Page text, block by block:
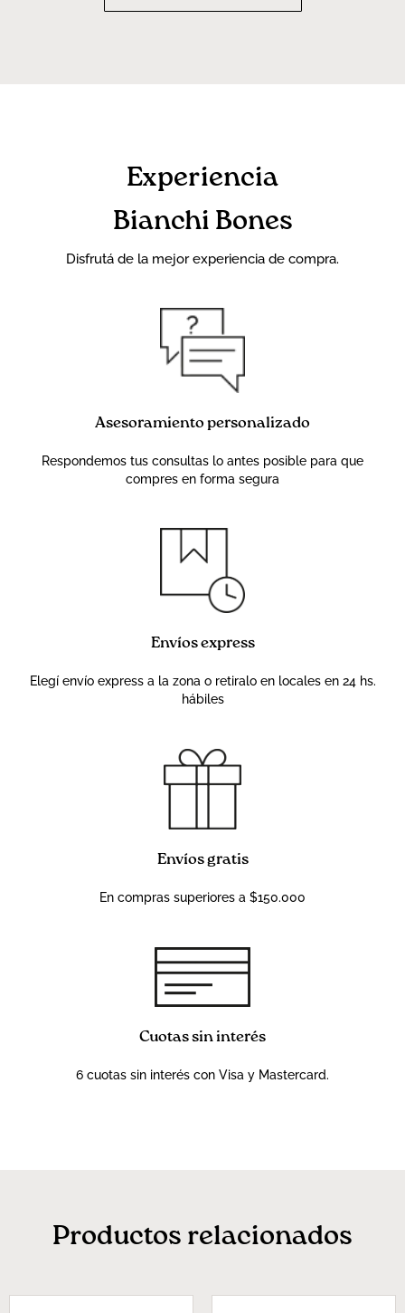
Experiencia
Bianchi Bones
Disfrutá de la mejor experiencia de compra.
Asesoramiento personalizado
Respondemos tus consultas lo antes posible para que
compres en forma segura
Envíos express
Elegí envío express a la zona o retiralo en locales en 24 hs.
hábiles
Envíos gratis
En compras superiores a $150.000
Cuotas sin interés
6 cuotas sin interés con Visa y Mastercard.
Productos relacionados